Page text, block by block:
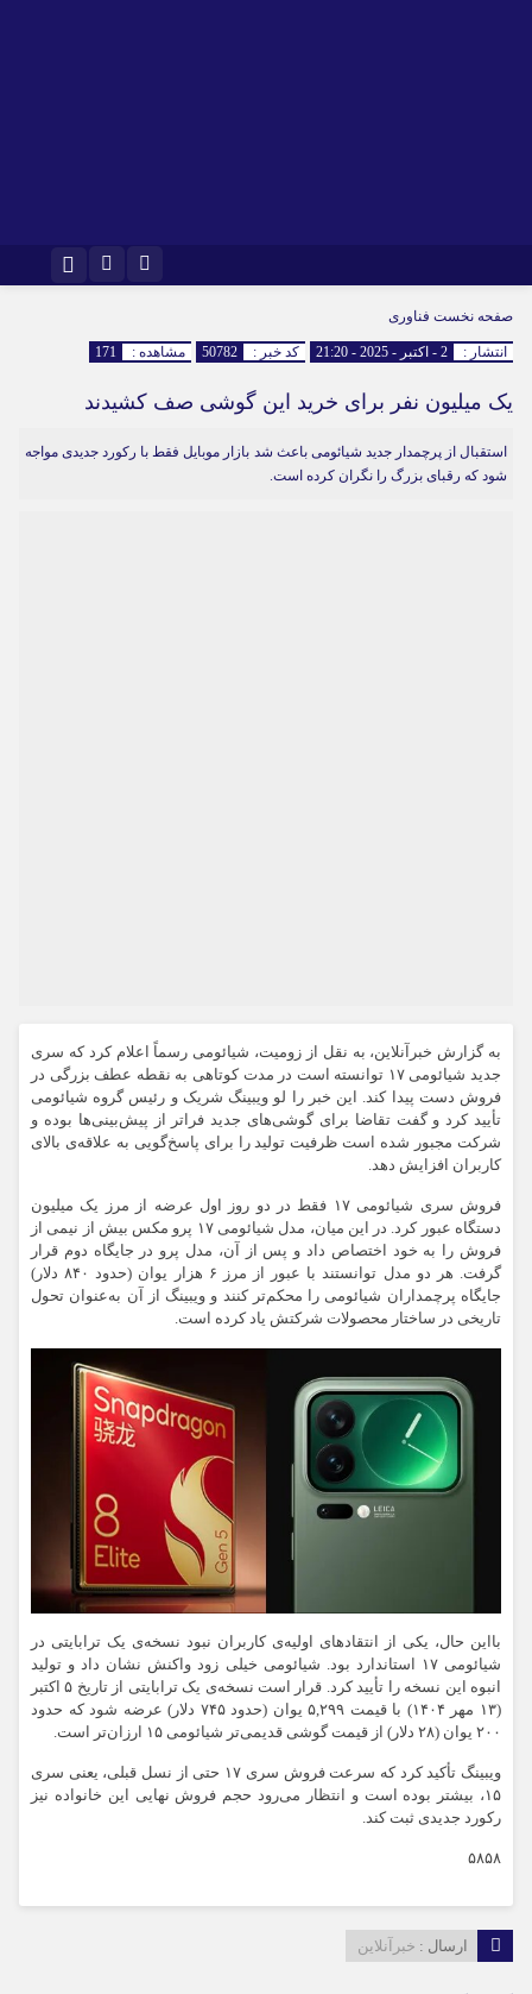
اینستاگرام
صفحه نخست فناوری
انتشار : 2 - اکتبر - 2025 - 21:20 کد خبر : 50782 مشاهده : 171
یک میلیون نفر برای خرید این گوشی صف کشیدند
استقبال از پرچمدار جدید شیائومی باعث شد بازار موبایل فقط با رکورد جدیدی مواجه
شود که رقبای بزرگ را نگران کرده است.
به گزارش خبرآنلاین، به نقل از زومیت، شیائومی رسماً اعلام کرد که سری
جدید شیائومی ۱۷ توانسته است در مدت کوتاهی به نقطه عطف بزرگی در
فروش دست پیدا کند. این خبر را لو ویبینگ شریک و رئیس گروه شیائومی
تأیید کرد و گفت تقاضا برای گوشی‌های جدید فراتر از پیش‌بینی‌ها بوده و
شرکت مجبور شده است ظرفیت تولید را برای پاسخ‌گویی به علاقه‌ی بالای
کاربران افزایش دهد.
فروش سری شیائومی ۱۷ فقط در دو روز اول عرضه از مرز یک میلیون
دستگاه عبور کرد. در این میان، مدل شیائومی ۱۷ پرو مکس بیش از نیمی از
فروش را به خود اختصاص داد و پس از آن، مدل پرو در جایگاه دوم قرار
گرفت. هر دو مدل توانستند با عبور از مرز ۶ هزار یوان (حدود ۸۴۰ دلار)
جایگاه پرچمداران شیائومی را محکم‌تر کنند و ویبینگ از آن به‌عنوان تحول
تاریخی در ساختار محصولات شرکتش یاد کرده است.
بااین حال، یکی از انتقادهای اولیه‌ی کاربران نبود نسخه‌ی یک ترابایتی در
شیائومی ۱۷ استاندارد بود. شیائومی خیلی زود واکنش نشان داد و تولید
انبوه این نسخه را تأیید کرد. قرار است نسخه‌ی یک ترابایتی از تاریخ ۵ اکتبر
(۱۳ مهر ۱۴۰۴) با قیمت ۵,۲۹۹ یوان (حدود ۷۴۵ دلار) عرضه شود که حدود
۲۰۰ یوان (۲۸ دلار) از قیمت گوشی قدیمی‌تر شیائومی ۱۵ ارزان‌تر است.
ویبینگ تأکید کرد که سرعت فروش سری ۱۷ حتی از نسل قبلی، یعنی سری
۱۵، بیشتر بوده است و انتظار می‌رود حجم فروش نهایی این خانواده نیز
رکورد جدیدی ثبت کند.
۵۸۵۸
ارسال : خبرآنلاین